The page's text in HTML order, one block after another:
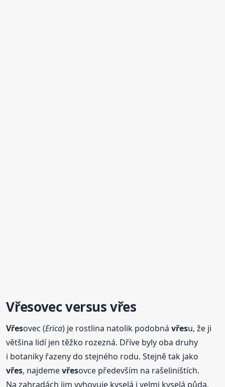
Vřesovec versusvřes
Vřesovec (Erica) je rostlina natolik podobnávřesu, že ji
většina lidí jen těžko rozezná. Dříve byly oba druhy
i botaniky řazeny do stejného rodu. Stejně tak jako
vřes, najdemevřesovce především na rašeliništích.
Na zahradách jim vyhovuje kyselá i velmi kyselá půda.